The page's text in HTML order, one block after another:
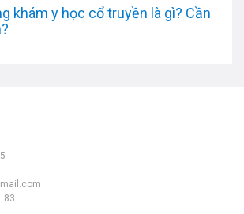
khám y học cổ truyền là gì? Cần
83